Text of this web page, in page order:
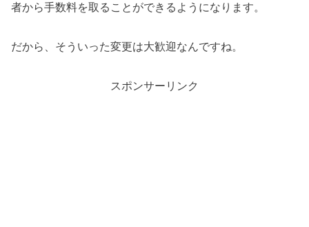
者から手数料を取ることができるようになります。
だから、そういった変更は大歓迎なんですね。
スポンサーリンク